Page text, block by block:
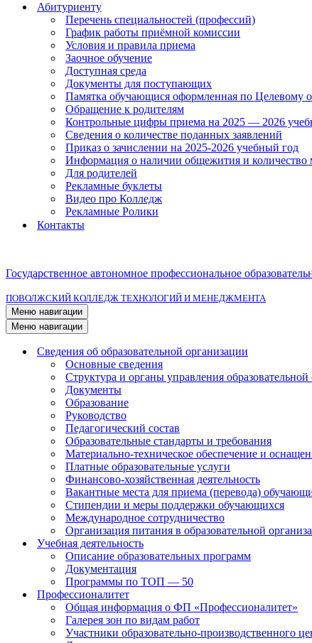
Абитуриенту
Перечень специальностей (профессий)
График работы приёмной комиссии
Условия и правила приема
Заочное обучение
Доступная среда
Документы для поступающих
Памятка обучающися оформленная по Целевому
Обращение к родителям
Контрольные цифры приема на 2025 — 2026
Сведения о количестве поданных заявлений
Приказ о зачислении на 2025-2026 учебный год
Информация о наличии общежития и количество
Для родителей
Рекламные буклеты
Видео про Колледж
Рекламные Ролики
Контакты
Государственное автономное профессиональное
ПОВОЛЖСКИЙ КОЛЛЕДЖ ТЕХНОЛОГИЙ И МЕНЕДЖМЕНТА
Меню навигации
Меню навигации
Сведения об образовательной организации
Основные сведения
Структура и органы управления образовательной
Документы
Образование
Руководство
Педагогический состав
Образовательные стандарты и требования
Материально-техническое обеспечение и
Платные образовательные услуги
Финансово-хозяйственная деятельность
Вакантные места для приема (перевода)
Стипендии и меры поддержки обучающихся
Международное сотрудничество
Организация питания в образовательной
Учебная деятельность
Описание образовательных программ
Документация
Программы по ТОП — 50
Профессионалитет
Общая информация о ФП «Профессионалитет»
Галерея зон по видам работ
Участники образовательно-производственного